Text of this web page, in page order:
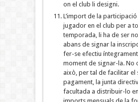
on el club li designi.
L’import de la participació
jugador en el club per a
temporada, li ha de ser
abans de signar la
fer-se efectiu íntegrament
moment de signar-la. No
això, per tal de facilitar el
pagament, la junta
facultada a distribuir-lo